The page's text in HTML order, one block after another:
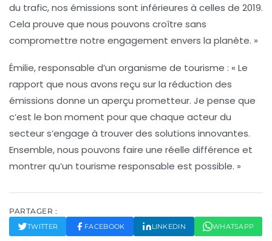
du trafic, nos émissions sont inférieures à celles de 2019.
Cela prouve que nous pouvons croître sans
compromettre notre engagement envers la planète. »
Émilie, responsable d’un organisme de tourisme : « Le
rapport que nous avons reçu sur la réduction des
émissions donne un aperçu prometteur. Je pense que
c’est le bon moment pour que chaque acteur du
secteur s’engage à trouver des solutions innovantes.
Ensemble, nous pouvons faire une réelle différence et
montrer qu’un tourisme responsable est possible. »
PARTAGER :
TWITTER FACEBOOK LINKEDIN WHATSAPP